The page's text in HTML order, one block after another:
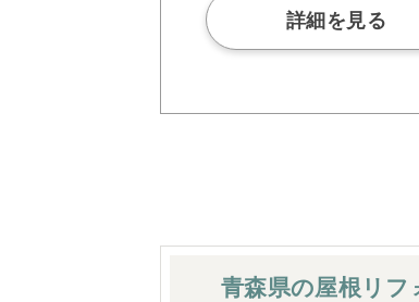
さらに、住友不動産のリフォー
ぜひ、あなたの大切なお住まい
※お客様のご要望による工事内
詳細を見る
青森県の屋根 リフ